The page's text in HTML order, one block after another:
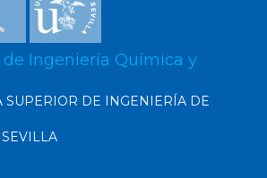
Ingeniería Química y
SUPERIOR DE INGENIERÍA DE